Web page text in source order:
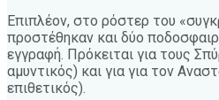
Επιπλέον, στο ρόστερ του
προστέθηκαν και δύο
εγγραφή. Πρόκειται για τους
αμυντικός) και για για τον
επιθετικός).